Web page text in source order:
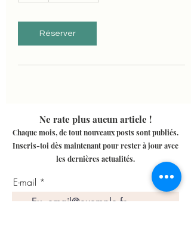
Réserver
Ne rate plus aucun article !
Chaque mois, de tout nouveaux posts sont publiés.
Inscris-toi dès maintenant pour rester à jour avec
les dernières actualités.
E-mail